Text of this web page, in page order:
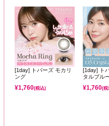
[1day] トパーズ モカリ
ング
¥1,760(税込)
[1day] ト
タルブル
¥1,760(税